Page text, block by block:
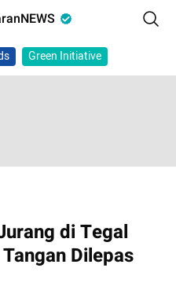
Green Initiative
di Tegal
Dilepas